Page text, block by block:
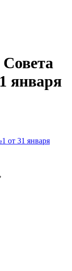
января
от 31 января